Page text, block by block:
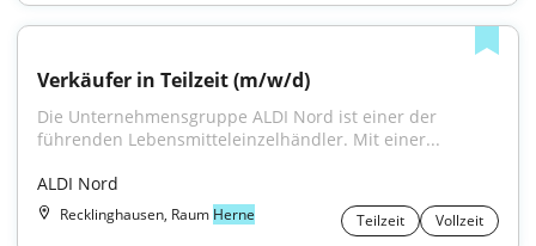
Verkäufer in Teilzeit (m/w/d)
Die Unternehmensgruppe ALDI Nord ist einer der
führenden Lebensmitteleinzelhändler. Mit einer...
ALDI Nord
Recklinghausen, Raum Herne Teilzeit Vollzeit